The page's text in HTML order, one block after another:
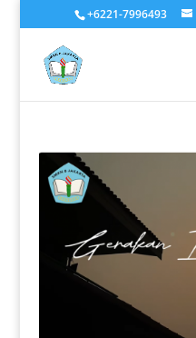
+6221-7996493